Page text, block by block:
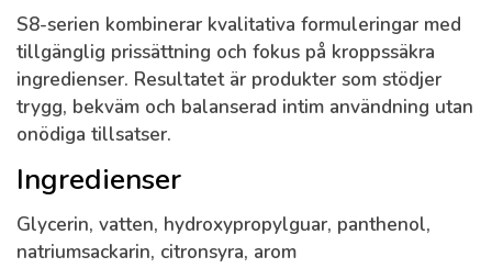
S8-serien kombinerar kvalitativa formuleringar med
tillgänglig prissättning och fokus på kroppssäkra
ingredienser. Resultatet är produkter som stödjer
trygg, bekväm och balanserad intim användning utan
onödiga tillsatser.
Ingredienser
Glycerin, vatten, hydroxypropylguar, panthenol,
natriumsackarin, citronsyra, arom